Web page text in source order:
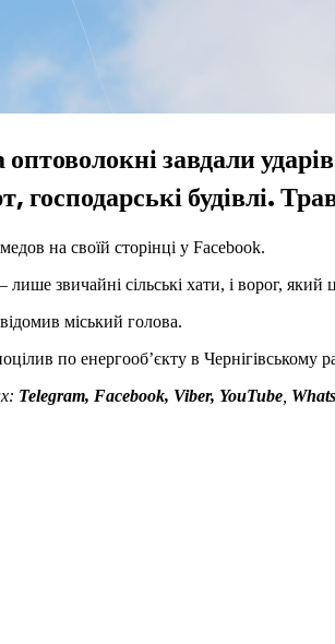
завдали
будівлі.
на своїй сторінці у Facebook.
звичайні сільські хати, і ворог,
міський голова.
по енергообʼєкту в Чернігівському
Telegram, Facebook, Viber, YouTube